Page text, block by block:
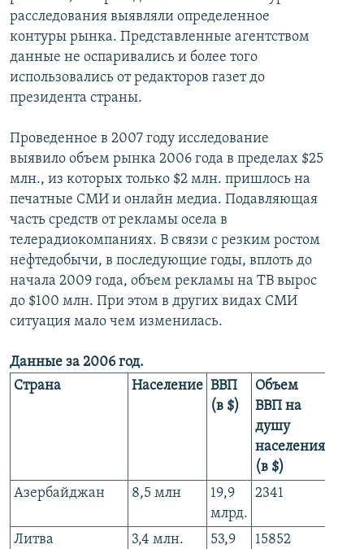
расследования выявляли определенное
контуры рынка. Представленные агентством
данные не оспаривались и более того
использовались от редакторов газет до
президента страны.
Проведенное в 2007 году исследование
выявило объем рынка 2006 года в пределах $25
млн., из которых только $2 млн. пришлось на
печатные СМИ и онлайн медиа. Подавляющая
часть средств от рекламы осела в
телерадиокомпаниях. В связи с резким ростом
нефтедобычи, в последующие годы, вплоть до
начала 2009 года, объем рекламы на ТВ вырос
до $100 млн. При этом в других видах СМИ
ситуация мало чем изменилась.
Данные за 2006 год.
Страна
Население ВВП
(в $)
Объем
ВВП на
душу
населения
(в $)
Азербайджан 8,5 млн
19,9
млрд.
2341
Литва 3,4 млн.
53,9
15852